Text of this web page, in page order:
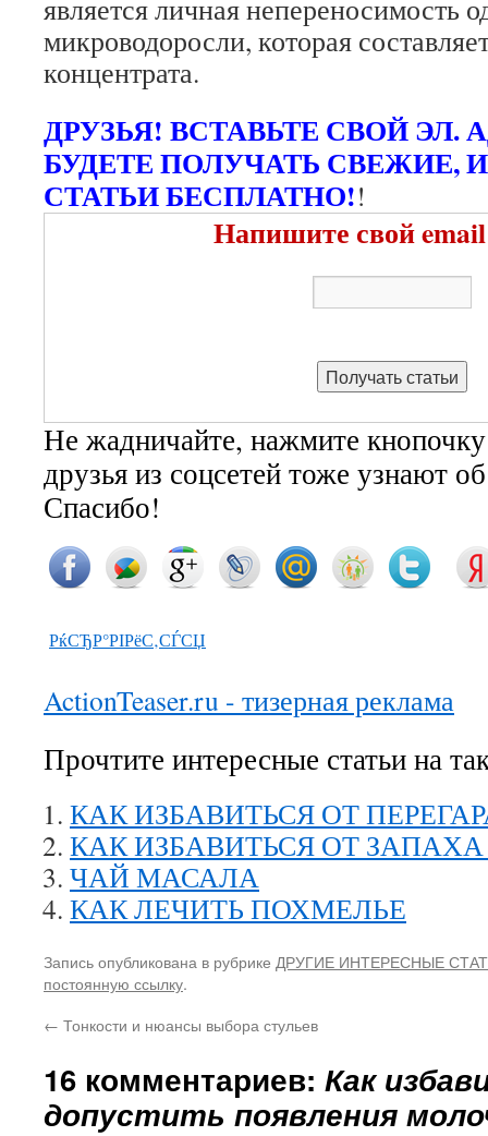
является личная непереносимость
микроводоросли, которая
концентрата.
ДРУЗЬЯ! ВСТАВЬТЕ СВОЙ ЭЛ.
БУДЕТЕ ПОЛУЧАТЬ СВЕЖИЕ,
СТАТЬИ БЕСПЛАТНО!!
Напишите свой
Не жадничайте, нажмите
друзья из соцсетей тоже узнают
Спасибо!
РќСЂР°РІРёС‚СЃСЏ
ActionTeaser.ru - тизерная реклама
Прочтите интересные статьи на
КАК ИЗБАВИТЬСЯ ОТ
КАК ИЗБАВИТЬСЯ ОТ
ЧАЙ МАСАЛА
КАК ЛЕЧИТЬ ПОХМЕЛЬЕ
Запись опубликована в рубрике ДРУГИЕ ИНТЕРЕСНЫЕ
постоянную ссылку.
← Тонкости и нюансы выбора стульев
16 комментариев: Как
допустить появления